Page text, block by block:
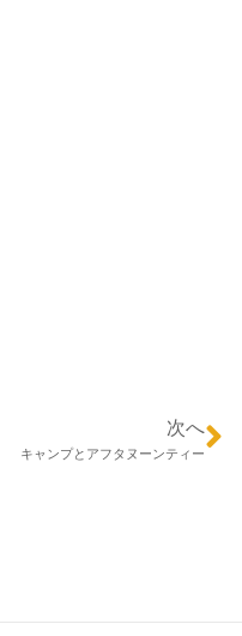
次へ
キャンプとアフタヌーンティー